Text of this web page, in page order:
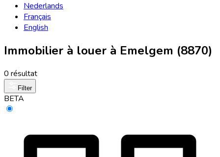
Nederlands
Français
English
Immobilier à louer à Emelgem (8870)
0 résultat
Filter
BETA